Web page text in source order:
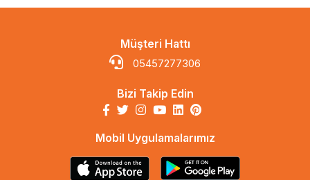
Müşteri Hattı
05457277306
Bizi Takip Edin
Mobil Uygulamalarımız